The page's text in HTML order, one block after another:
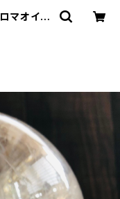
マオイル